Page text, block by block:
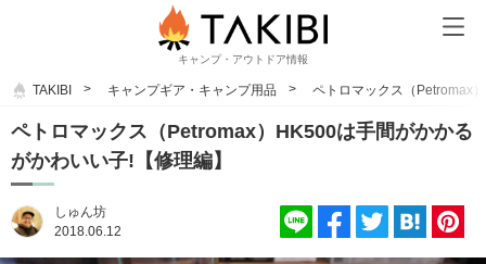
キャンプ・アウトドア情報
TAKIBI キャンプギア・キャンプ用品 ペトロマックス（Petromax
ペトロマックス（Petromax）HK500は手間がかかる
がかわいい子!【修理編】
しゅん坊
2018.06.12